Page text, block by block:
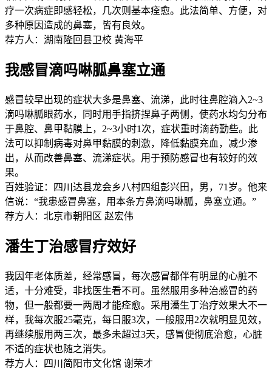
疗一次病症即感轻松，几次则基本痊愈。此法简单、方便，对
多种原因造成的鼻塞，皆有良效。
荐方人：湖南隆回县卫校 黄海平
我感冒滴吗啉胍鼻塞立通
感冒较早出现的症状大多是鼻塞、流涕，此时往鼻腔滴入2~3
滴吗啉胍眼药水，同时用手指挤捏鼻子两侧，使药水均匀分布
于鼻腔、鼻甲黏膜上，2~3小时1次，症状重时滴药勤些。此
法可以抑制病毒对鼻甲黏膜的刺激，降低黏膜充血，减少渗
出，从而改善鼻塞、流涕症状。用于预防感冒也有较好的效
果。
百姓验证：四川达县龙会乡八村四组彭兴田，男，71岁。他来
信说：“我患感冒鼻塞，用本条方鼻滴吗啉胍，鼻塞立通。”
荐方人：北京市朝阳区 赵宏伟
潘生丁治感冒疗效好
我因年老体质差，经常感冒，每次感冒都伴有明显的心脏不
适，十分难受，非找医生看不可。虽然服用多种治感冒的药
物，但一般都要一两周才能痊愈。采用潘生丁治疗效果大不一
样，我每次服25毫克，每日服3次，一般服用2次就明显见效，
再继续服用两三次，最多未超过3天，感冒便彻底治愈，心脏
不适的症状也随之消失。
荐方人：四川简阳市文化馆 谢荣才